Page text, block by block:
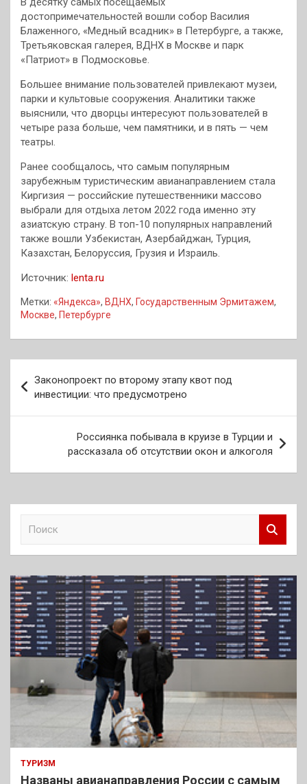
достопримечательностей вошли собор Василия
Блаженного, «Медный всадник» в Петербурге, а также,
Третьяковская галерея, ВДНХ в Москве и парк
«Патриот» в Подмосковье.
Большее внимание пользователей привлекают музеи,
парки и культовые сооружения. Аналитики также
выяснили, что дворцы интересуют пользователей в
четыре раза больше, чем памятники, и в пять — чем
театры.
Ранее сообщалось, что самым популярным
зарубежным туристическим авианаправлением стала
Киргизия — российские путешественники массово
выбрали для отдыха летом 2022 года именно эту
азиатскую страну. В топ-10 популярных направлений
также вошли Узбекистан, Азербайджан, Турция,
Казахстан, Белоруссия, Грузия и Израиль.
Источник: lenta.ru
Метки: «Яндекса», ВДНХ, Государственным Эрмитажем,
Москве, Петербурге
по
записям
Законопроект по второму этапу квот под
инвестиции: что предусмотрено
Россиянка побывала в круизе в Турции и
рассказала об отсутствии окон и алкоголя
к
ТУРИЗМ
Названы авианаправления России с самым